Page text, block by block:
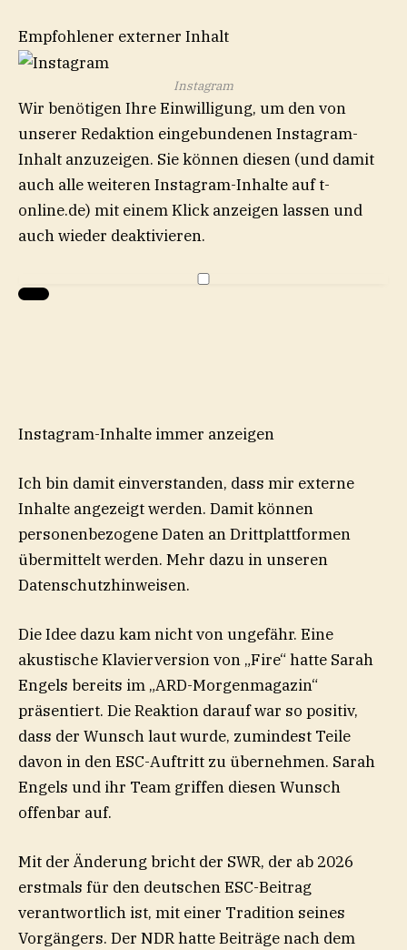
Empfohlener externer Inhalt
Instagram
Wir benötigen Ihre Einwilligung, um den von
unserer Redaktion eingebundenenInstagram-
Inhalt anzuzeigen. Sie können diesen (und damit
auch alle weiterenInstagram-Inhalte auf t-
online.de) mit einem Klick anzeigen lassen und
auch wieder deaktivieren.
Instagram-Inhalte immer anzeigen
Ich bin damit einverstanden, dass mir externe
Inhalte angezeigt werden. Damit können
personenbezogene Daten an Drittplattformen
übermittelt werden. Mehr dazu in unseren
Datenschutzhinweisen.
Die Idee dazu kam nicht von ungefähr. Eine
akustische Klavierversion von „Fire“ hatte Sarah
Engels bereits im „ARD-Morgenmagazin“
präsentiert. Die Reaktion darauf war so positiv,
dass der Wunsch laut wurde, zumindest Teile
davon in den ESC-Auftritt zu übernehmen. Sarah
Engels und ihr Team griffen diesen Wunsch
offenbar auf.
Mit der Änderung bricht der SWR, der ab 2026
erstmals für den deutschen ESC-Beitrag
verantwortlich ist, mit einer Tradition seines
Vorgängers. Der NDR hatte Beiträge nach dem